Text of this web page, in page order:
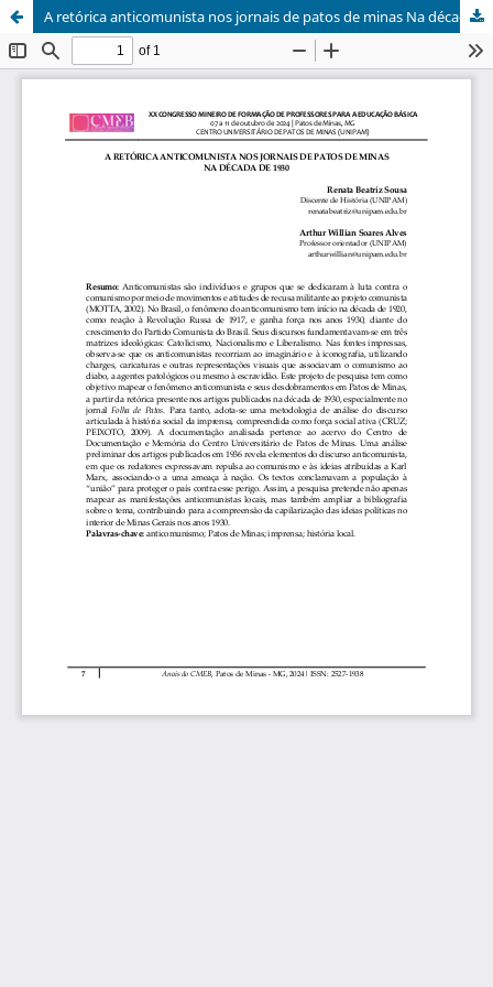
A retórica anticomunista nos jornais de patos de minas Na década de 1930